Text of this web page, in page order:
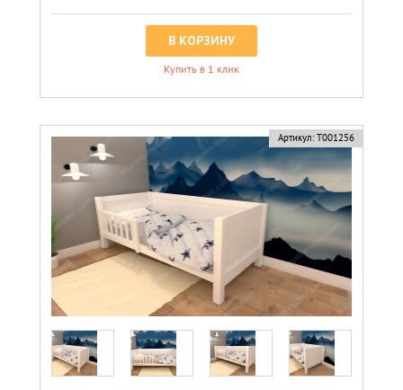
В КОРЗИНУ
Купить в 1 клик
Артикул: Т001256